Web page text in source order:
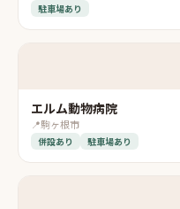
駐車場あり
エルム動物病院
📍駒ヶ根市
併設あり 駐車場あり